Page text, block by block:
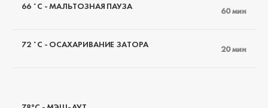
66 ˚С - МАЛЬТОЗНАЯ ПАУЗА 60 мин
72 ˚С - ОСАХАРИВАНИЕ ЗАТОРА 20 мин